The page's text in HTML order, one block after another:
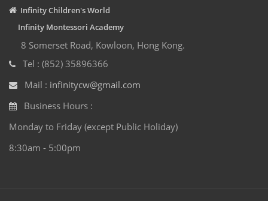
Infinity Children's World
Infinity Montessori Academy
8 Somerset Road, Kowloon, Hong Kong.
Tel : (852) 35896366
Mail : infinitycw@gmail.com
Business Hours :
Monday to Friday (except Public Holiday)
8:30am - 5:00pm